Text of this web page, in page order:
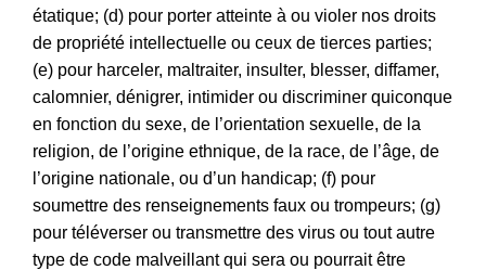
étatique; (d) pour porter atteinte à ou violer nos droits
de propriété intellectuelle ou ceux de tierces parties;
(e) pour harceler, maltraiter, insulter, blesser, diffamer,
calomnier, dénigrer, intimider ou discriminer quiconque
en fonction du sexe, de l’orientation sexuelle, de la
religion, de l’origine ethnique, de la race, de l’âge, de
l’origine nationale, ou d’un handicap; (f) pour
soumettre des renseignements faux ou trompeurs; (g)
pour téléverser ou transmettre des virus ou tout autre
type de code malveillant qui sera ou pourrait être